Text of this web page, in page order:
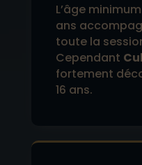
L’âge
ans
toute la
Cependant
fortement
16 ans.